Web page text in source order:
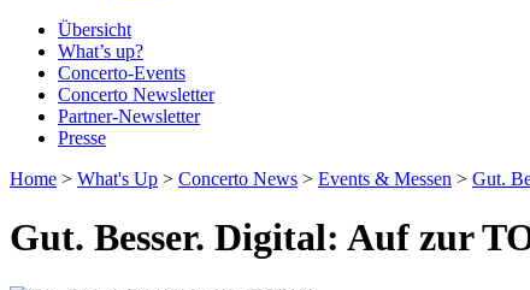
Übersicht
What’s up?
Concerto-Events
Concerto Newsletter
Partner-Newsletter
Presse
Home > What's Up > Concerto News > Events & Messen > Gut.
Gut. Besser. Digital: Auf zur